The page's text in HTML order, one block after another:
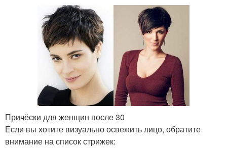
Причёски для женщин после 30
Если вы хотите визуально освежить лицо, обратите
внимание на список стрижек: